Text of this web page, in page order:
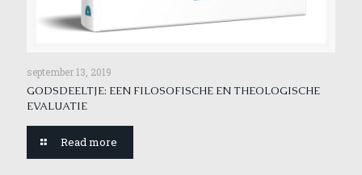
september 13, 2019
GODSDEELTJE: EEN FILOSOFISCHE EN THEOLOGISCHE
EVALUATIE
Read more